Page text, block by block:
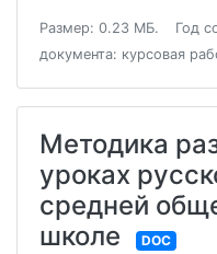
Размер: 0.23 МБ. Год
документа: курсовая
Методика
уроках
средней
школе
DOC